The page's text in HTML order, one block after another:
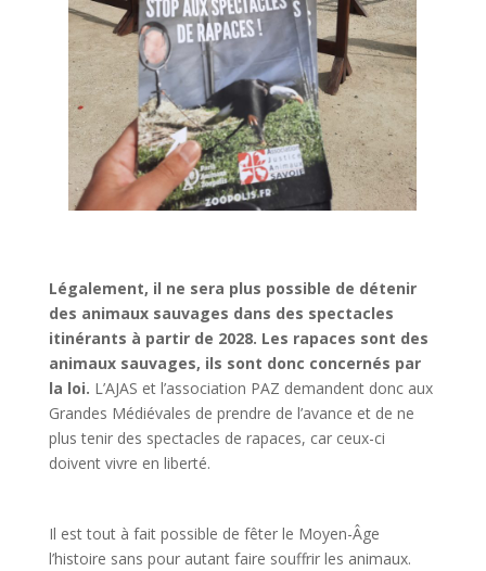
Légalement, il ne sera plus possible de détenir
des animaux sauvages dans des spectacles
itinérants à partir de 2028. Les rapaces sont des
animaux sauvages, ils sont donc concernés par
la loi. L’AJAS et l’association PAZ demandent donc aux
Grandes Médiévales de prendre de l’avance et de ne
plus tenir des spectacles de rapaces, car ceux-ci
doivent vivre en liberté.
Il est tout à fait possible de fêter le Moyen-Âge
l’histoire sans pour autant faire souffrir les animaux.